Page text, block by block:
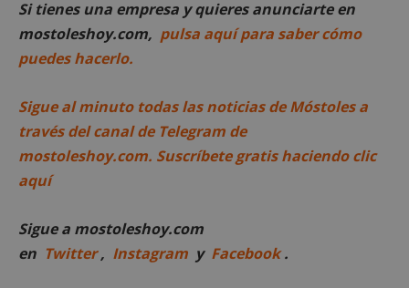
Si tienes una empresa y quieres anunciarte en
mostoleshoy.com, pulsa aquí para saber cómo
puedes hacerlo.
Sigue al minuto todas las noticias de Móstoles a
través del canal de Telegram de
mostoleshoy.com. Suscríbete gratis haciendo clic
aquí
Sigue a mostoleshoy.com
en Twitter, Instagram y Facebook.
__cf_bm
Cloudflare Inc.
.x.com
56